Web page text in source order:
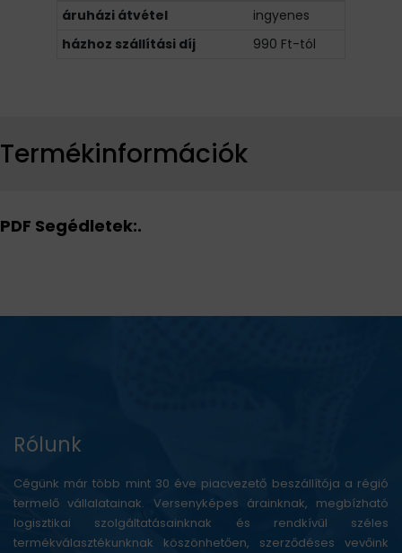
áruházi átvétel
ingyenes
házhoz szállítási díj
990 Ft-tól
Termékinformációk
PDF Segédletek:.
Rólunk
Cégünk már több mint 30 éve piacvezető beszállítója a régió
termelő vállalatainak. Versenyképes árainknak, megbízható
logisztikai szolgáltatásainknak és rendkívül széles
termékválasztékunknak köszönhetően, szerződéses vevőink